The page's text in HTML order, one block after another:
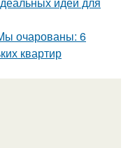
очарованы: 6
квартир